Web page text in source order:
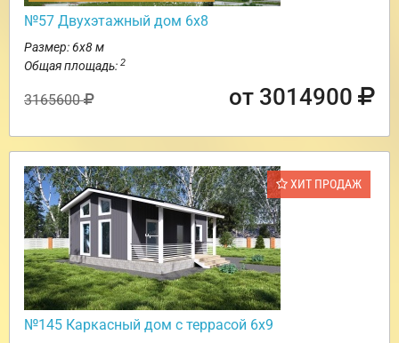
№57 Двухэтажный дом 6х8
Размер: 6х8 м
Общая площадь: 2
3165600 от 3014900
ХИТ ПРОДАЖ
№145 Каркасный дом с террасой 6х9